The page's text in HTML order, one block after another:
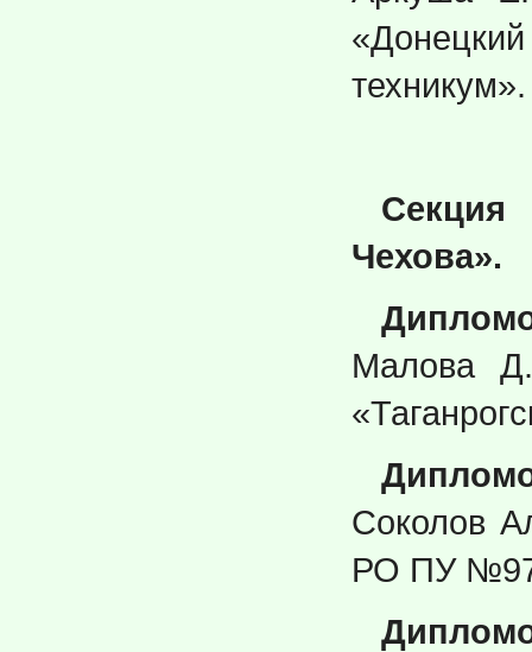
техникум».
Чехова».
Малова
Соколов
РО ПУ